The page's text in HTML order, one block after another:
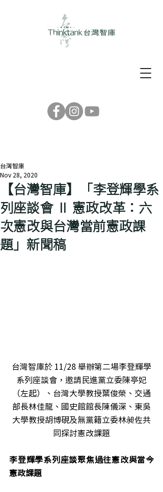
【台灣智庫】「李登輝學系
列座談會 Ⅱ 憲政改革：六
次憲改與台灣當前憲政課
題」新聞稿
台灣智庫
Nov 28, 2020
台灣智庫於 11/28 舉辦第二場李登輝學
系列座談會，邀請民進黨立委陳亭妃
（左起）、台灣大學教授葉俊榮、交通
部長林佳龍、國史館館長陳儀深、東吳
大學教授胡博硯及無黨籍立委林昶佐共
同探討憲改課題
李登輝學系列座談聚焦過往憲改與當今
憲政課題